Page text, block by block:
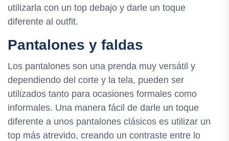
utilizarla con un top debajo y darle un toque
diferente al outfit.
Pantalones y faldas
Los pantalones son una prenda muy versátil y
dependiendo del corte y la tela, pueden ser
utilizados tanto para ocasiones formales como
informales. Una manera fácil de darle un toque
diferente a unos pantalones clásicos es utilizar un
top más atrevido, creando un contraste entre lo